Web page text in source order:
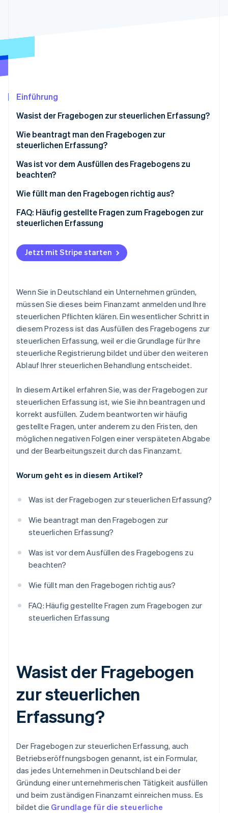
Stripe-Sessions 2026
Erfahren Sie, wie Stripe Lösungen für die
Jetzt ansehen
Einführung
Wasist der Fragebogen zur steuerlichen Erfassung?
Wie beantragt man den Fragebogen zur
steuerlichen Erfassung?
Gewerbeanmeldung oder Handelsregistereintrag
Was ist vor dem Ausfüllen des Fragebogens zu
beachten?
Geschäftskonto eröffnen und angeben
Gewinne realistisch schätzen
Kleinunternehmerregelung nicht vorschnell
ausschließen
Ist-Versteuerung wählen
Wie füllt man den Fragebogen richtig aus?
Bei ELSTER anmelden
Passendes Formular auswählen
Fragebogen ausfüllen
FAQ: Häufig gestellte Fragen zum Fragebogen zur
steuerlichen Erfassung
Benötige ich zum Ausfüllen des Fragebogens zur
steuerlichen Erfassung professionelle
Unterstützung?
steuerlichen Erfassung ausfüllen?
Was passiert, wenn ich das Formular zu spät
einreiche?
Wann erhalte ich die Steuernummer?
Jetzt mit Stripe starten
Wenn Sie in Deutschland ein Unternehmen gründen,
müssen Sie dieses beim Finanzamt anmelden und Ihre
steuerlichen Pflichten klären. Ein wesentlicher Schritt in
diesem Prozess ist das Ausfüllen des Fragebogens zur
steuerlichen Erfassung, weil er die Grundlage für Ihre
steuerliche Registrierung bildet und über den weiteren
Ablauf Ihrer steuerlichen Behandlung entscheidet.
In diesem Artikel erfahren Sie, was der Fragebogen zur
steuerlichen Erfassung ist, wie Sie ihn beantragen und
korrekt ausfüllen. Zudem beantworten wir häufig
gestellte Fragen, unter anderem zu den Fristen, den
möglichen negativen Folgen einer verspäteten Abgabe
und der Bearbeitungszeit durch das Finanzamt.
Worum geht es in diesem Artikel?
Was ist der Fragebogen zur steuerlichen Erfassung?
Wie beantragt man den Fragebogen zur
steuerlichen Erfassung?
Was ist vor dem Ausfüllen des Fragebogens zu
beachten?
Wie füllt man den Fragebogen richtig aus?
FAQ: Häufig gestellte Fragen zum Fragebogen zur
steuerlichen Erfassung
Wasist der Fragebogen
zur steuerlichen
Erfassung?
Der Fragebogen zur steuerlichen Erfassung, auch
Betriebseröffnungsbogen genannt, ist ein Formular,
das jedes Unternehmen in Deutschland bei der
Gründung einer unternehmerischen Tätigkeit ausfüllen
und beim zuständigen Finanzamt einreichen muss. Es
bildet die Grundlage für die steuerliche